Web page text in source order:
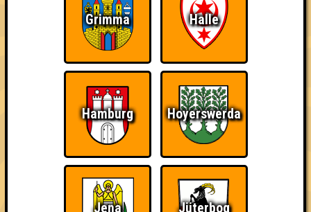
Schon wieder zum
Wiederzehn macht
Quizveteran
Wir sind immer bei
Nerven aus Stahl
The Amount of
Teilnahmen is too
damn high
Grimma Halle
Hamburg Hoyerswerda
Jena Jüterbog